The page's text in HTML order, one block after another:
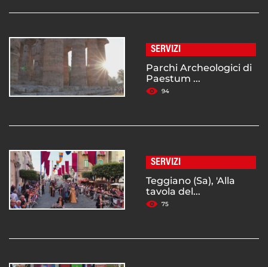
SERVIZI
Parchi Archeologici di
Paestum ...
94
SERVIZI
Teggiano (Sa), 'Alla
tavola del...
75